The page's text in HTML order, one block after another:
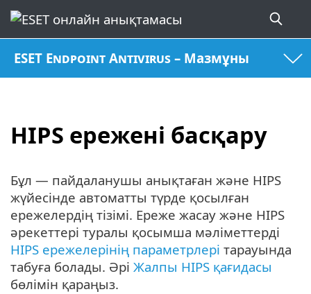
ESET Endpoint Antivirus – Мазмұны
HIPS ережені басқару
Бұл — пайдаланушы анықтаған және HIPS
жүйесінде автоматты түрде қосылған
ережелердің тізімі. Ереже жасау және HIPS
әрекеттері туралы қосымша мәліметтерді
HIPS ережелерінің параметрлері тарауында
табуға болады. Әрі Жалпы HIPS қағидасы
бөлімін қараңыз.